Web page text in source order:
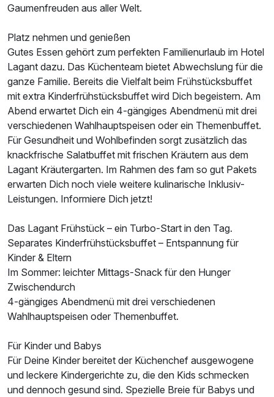
Gaumenfreuden aus aller Welt.
Platz nehmen und genießen
Gutes Essen gehört zum perfekten Familienurlaub im Hotel
Lagant dazu. Das Küchenteam bietet Abwechslung für die
ganze Familie. Bereits die Vielfalt beim Frühstücksbuffet
mit extra Kinderfrühstücksbuffet wird Dich begeistern. Am
Abend erwartet Dich ein 4-gängiges Abendmenü mit drei
verschiedenen Wahlhauptspeisen oder ein Themenbuffet.
Für Gesundheit und Wohlbefinden sorgt zusätzlich das
knackfrische Salatbuffet mit frischen Kräutern aus dem
Lagant Kräutergarten. Im Rahmen des fam so gut Pakets
erwarten Dich noch viele weitere kulinarische Inklusiv-
Leistungen. Informiere Dich jetzt!
Das Lagant Frühstück – ein Turbo-Start in den Tag.
Separates Kinderfrühstücksbuffet – Entspannung für
Kinder & Eltern
Im Sommer: leichter Mittags-Snack für den Hunger
Zwischendurch
4-gängiges Abendmenü mit drei verschiedenen
Wahlhauptspeisen oder Themenbuffet.
Für Kinder und Babys
Für Deine Kinder bereitet der Küchenchef ausgewogene
und leckere Kindergerichte zu, die den Kids schmecken
und dennoch gesund sind. Spezielle Breie für Babys und